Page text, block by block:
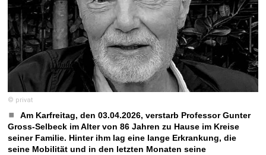
© privat
Am Karfreitag, den 03.04.2026, verstarb Professor Gunter
Gross-Selbeck im Alter von 86 Jahren zu Hause im Kreise
seiner Familie. Hinter ihm lag eine lange Erkrankung, die
seine Mobilität und in den letzten Monaten seine